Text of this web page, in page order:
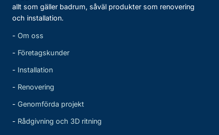
allt som gäller badrum, såväl produkter som renovering
och installation.
- Om oss
- Företagskunder
- Installation
- Renovering
- Genomförda projekt
- Rådgivning och 3D ritning